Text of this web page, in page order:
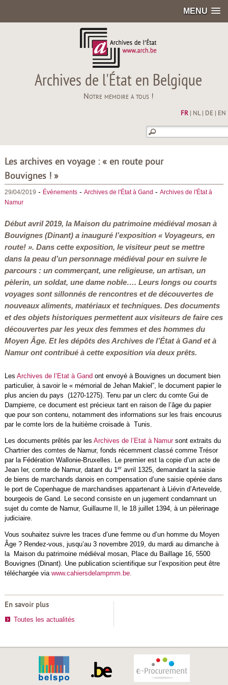
MENU
Archives de l'État en Belgique
Notre mémoire à tous !
FR| NL| DE EN
Les archives en voyage : « en route pour
Bouvignes ! »
29/04/2019 - Événements- Archives de l'État à Gand - Archives de l'État à
Namur
Début avril 2019, la Maison du patrimoine médiéval mosan à
Bouvignes (Dinant) a inauguré l’exposition « Voyageurs, en
route! ». Dans cette exposition, le visiteur peut se mettre
dans la peau d’un personnage médiéval pour en suivre le
parcours : un commerçant, une religieuse, un artisan, un
pèlerin, un soldat, une dame noble…. Leurs longs ou courts
voyages sont sillonnés de rencontres et de découvertes de
nouveaux aliments, matériaux et techniques. Des documents
et des objets historiques permettent aux visiteurs de faire ces
découvertes par les yeux des femmes et des hommes du
Moyen Âge. Et les dépôts des Archives de l’État à Gand et à
Namur ont contribué à cette exposition via deux prêts.
Les Archives de l’Etat à Gand ont envoyé à Bouvignes un document bien
particulier, à savoir le « mémorial de Jehan Makiel”, le document papier le
plus ancien du pays (1270-1275). Tenu par un clerc du comte Gui de
Dampierre, ce document est précieux tant en raison de l’âge du papier
que pour son contenu, notamment des informations sur les frais encourus
par le comte lors de la huitième croisade à Tunis.
Les documents prêtés par les Archives de l’Etat à Namursont extraits du
Chartrier des comtes de Namur, fonds récemment classé comme Trésor
par la Fédération Wallonie-Bruxelles. Le premier est la copie d’un acte de
Jean Ier, comte de Namur, datant du 1 eravril 1325, demandant la saisie
de biens de marchands danois en compensation d’une saisie opérée dans
le port de Copenhague de marchandises appartenant à Liévin d’Artevelde,
bourgeois de Gand. Le second consiste en un jugement condamnant un
sujet du comte de Namur, Guillaume II, le 18 juillet 1394, à un pèlerinage
judiciaire.
Vous souhaitez suivre les traces d’une femme ou d’un homme du Moyen
Âge ? Rendez-vous, jusqu’au 3 novembre 2019, du mardi au dimanche à
la Maison du patrimoine médiéval mosan, Place du Baillage 16, 5500
Bouvignes (Dinant). Une publication scientifique sur l’exposition peut être
téléchargée via www.cahiersdelampmm.be.
En savoir plus
Toutes les actualités